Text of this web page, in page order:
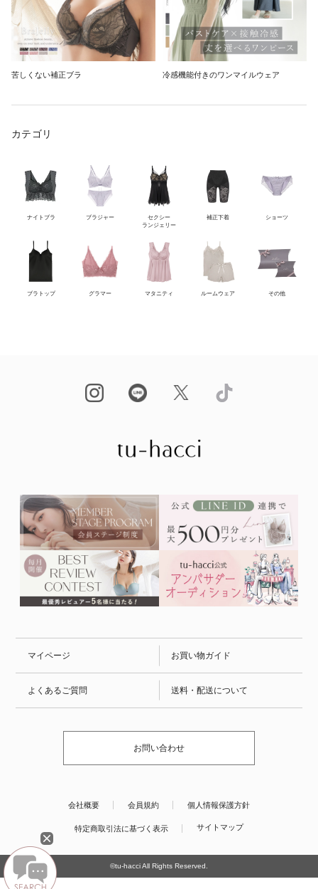
苦しくない補正ブラ 冷感機能付きのワンマイルウェア
カテゴリ
ナイトブラ ブラジャー
セクシー
ランジェリー
補正下着 ショーツ
ブラトップ グラマー マタニティ ルームウェア その他
マイページ お買い物ガイド
よくあるご質問 送料・配送について
お問い合わせ
会社概要 会員規約 個人情報保護方針
特定商取引法に基づく表示 サイトマップ
©tu-hacci All Rights Reserved.